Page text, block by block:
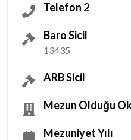
Telefon 2
Baro Sicil
13435
ARB Sicil
Mezun Olduğu
Mezuniyet Yılı